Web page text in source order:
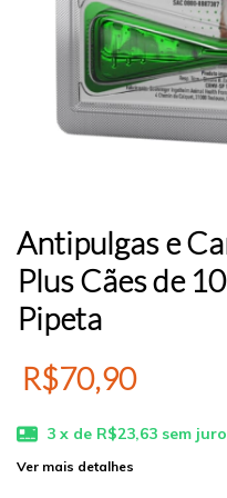
Antipulgas e
Plus Cães de
Pipeta
R$70,90
3 x de R$23,63 sem
Ver mais detalhes